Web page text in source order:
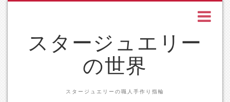
スタージュエリー
の世界
スタージュエリーの職人手作り指輪